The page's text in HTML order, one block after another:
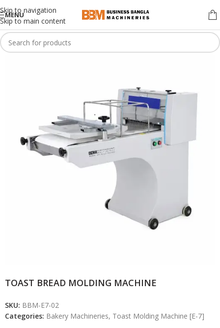
Skip to navigation
Skip to main content
MENU
TOAST BREAD MOLDING MACHINE
SKU: BBM-E7-02
Categories: Bakery Machineries, Toast Molding Machine [E-7]